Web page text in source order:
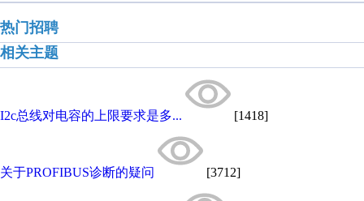
热门招聘
相关主题
I2c总线对电容的上限要求是多... [1418]
关于PROFIBUS诊断的疑问 [3712]